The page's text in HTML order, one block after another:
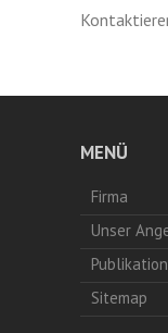
MENÜ
Firma
Unser
Sitemap